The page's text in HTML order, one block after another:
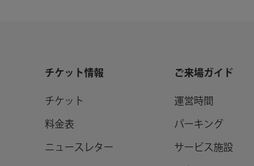
チケット情報
チケット
料金表
ニュースレター
ご来場ガイド
運営時間
パーキング
サービス施設